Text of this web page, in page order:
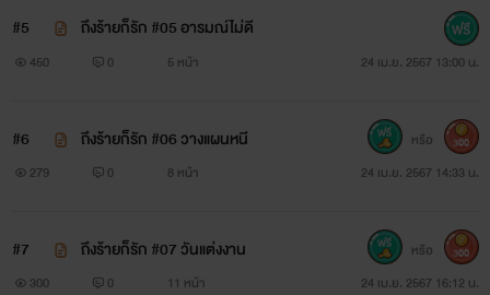
#5 ถึงร้ายก็รัก #05 อารมณ์ไม่ดี
450 0 5 หน้า 24 เม.ย. 2567 13:00 น.
#6 ถึงร้ายก็รัก #06 วางแผนหนี
279 0 8 หน้า 24 เม.ย. 2567 14:33 น.
หรือ 300
#7 ถึงร้ายก็รัก #07 วันแต่งงาน
300 0 11 หน้า 24 เม.ย. 2567 16:12 น.
หรือ 300